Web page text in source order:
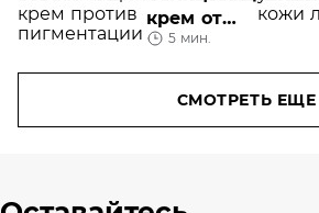
крем от
пигментных
5 мин.
СМОТРЕТЬ ЕЩЕ